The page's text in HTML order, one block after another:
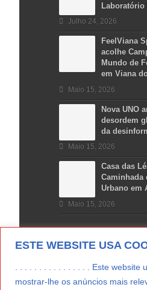
ESTE WEBSITE USA
. . . . . . . . . . . . . . . . Este
mostrar-lhe os anúncios mais
Laboratório
Julho 24, 2026
FeelViana
acolhe
Mundo de
em Viana
Maio 15, 2026
Nova UNO
desordem
da
Maio 15, 2026
Casa das
Caminhada
Urbano em
Maio 15, 2026